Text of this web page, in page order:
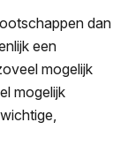
dan
een
mogelijk
mogelijk